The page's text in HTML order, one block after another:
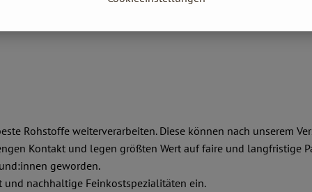
Rohstoffe weiterverarbeiten. Diese können nach unserem
Kontakt und legen größten Wert auf faire und langfristige
geworden.
nachhaltige Feinkostspezialitäten ein.